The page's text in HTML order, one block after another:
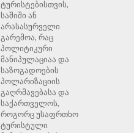
ტურისტებისთვის,
საშიში ან
არასასურველი
გარემოა, რაც
პოლიტიკური
მანიპულაციაა და
საზოგადოების
პოლარიზაციის
გაღრმავებასა და
საქართველოს,
როგორც უსაფრთხო
ტურისტული